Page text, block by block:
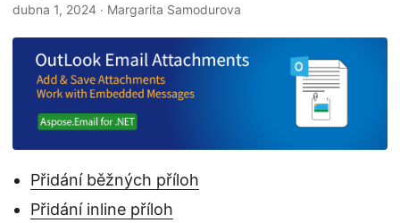
i
dubna 1, 2024 · Margarita Samodurova
Přidání běžných příloh
Přidání inline příloh